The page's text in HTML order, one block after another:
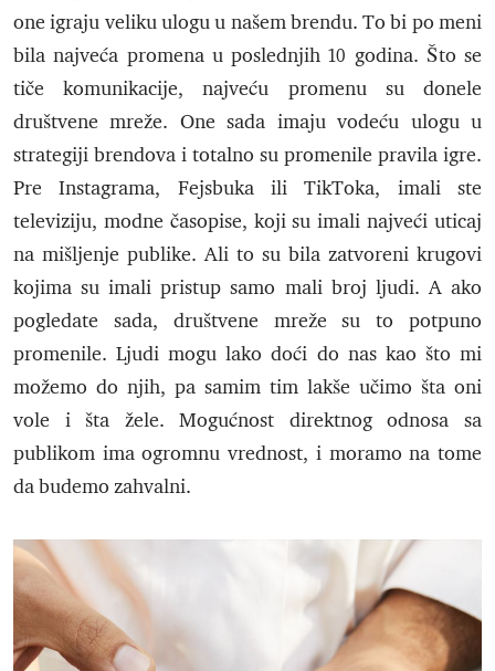
one igraju veliku ulogu u našem brendu. To bi po meni
bila najveća promena u poslednjih 10 godina. Što se
tiče komunikacije, najveću promenu su donele
društvene mreže. One sada imaju vodeću ulogu u
strategiji brendova i totalno su promenile pravila igre.
Pre Instagrama, Fejsbuka ili TikToka, imali ste
televiziju, modne časopise, koji su imali najveći uticaj
na mišljenje publike. Ali to su bila zatvoreni krugovi
kojima su imali pristup samo mali broj ljudi. A ako
pogledate sada, društvene mreže su to potpuno
promenile. Ljudi mogu lako doći do nas kao što mi
možemo do njih, pa samim tim lakše učimo šta oni
vole i šta žele. Mogućnost direktnog odnosa sa
publikom ima ogromnu vrednost, i moramo na tome
da budemo zahvalni.